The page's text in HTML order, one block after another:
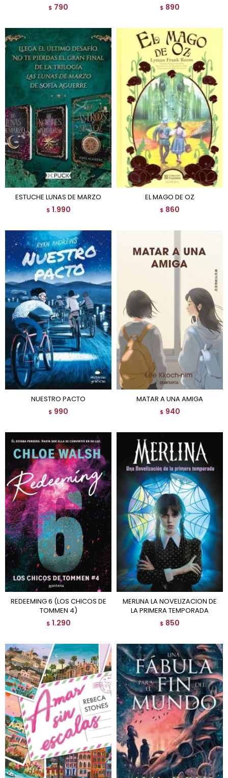
$ 790 $ 890
ESTUCHE LUNAS DE MARZO
$ 1.990
EL MAGO DE OZ
$ 860
NUESTRO PACTO
$ 990
MATAR A UNA AMIGA
$ 940
REDEEMING 6 (LOS CHICOS DE
TOMMEN 4)
$ 1.290
MERLINA LA NOVELIZACION DE
LA PRIMERA TEMPORADA
$ 850